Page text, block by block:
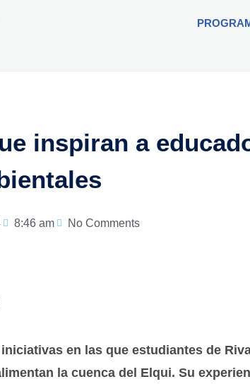
inspiran a
8:46 am No Comments
en las que estudiantes de
la cuenca del Elqui. Su